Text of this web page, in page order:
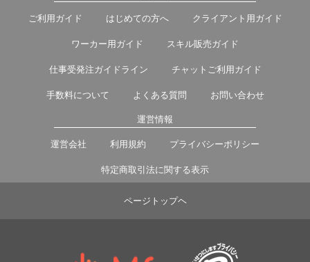
ご利用ガイド はじめての方へ クライアント用ガイド
ワーカー用ガイド スキル販売ガイド
仕事受発注ガイドライン チャットご利用ガイド
手数料について よくある質問 お問い合わせ
運営情報
運営会社 利用規約 プライバシーポリシー
特定商取引法に関する表示
ページトップヘ